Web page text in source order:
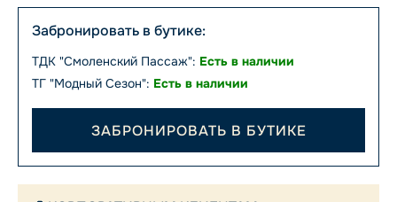
Забронировать в бутике:
ТДК "Смоленский Пассаж": Есть в наличии
ТГ "Модный Сезон": Есть в наличии
ЗАБРОНИРОВАТЬ В БУТИКЕ